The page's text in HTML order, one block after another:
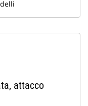
attacco